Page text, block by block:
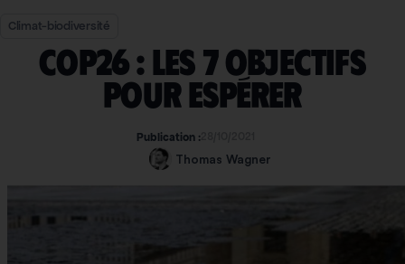
Climat-biodiversité
COP26 : les 7 objectifs
pour espérer
Publication :28/10/2021
Thomas Wagner